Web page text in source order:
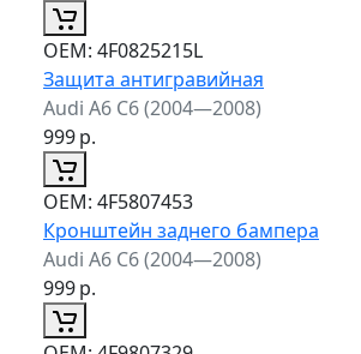
ОЕМ: 4F0825215L
Защита антигравийная
Audi A6 C6 (2004—2008)
999р.
ОЕМ: 4F5807453
Кронштейн заднего бампера
Audi A6 C6 (2004—2008)
999р.